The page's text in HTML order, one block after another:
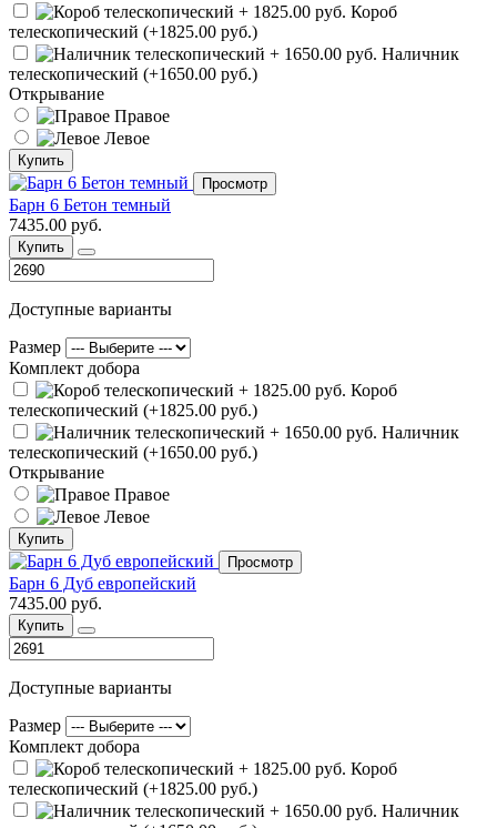
Короб
телескопический (+1825.00 руб.)
Наличник
телескопический (+1650.00 руб.)
Открывание
Правое
Левое
Купить
Просмотр
Барн 6 Бетон темный
7435.00 руб.
Купить
Доступные варианты
Размер
Комплект добора
Короб
телескопический (+1825.00 руб.)
Наличник
телескопический (+1650.00 руб.)
Открывание
Правое
Левое
Купить
Просмотр
Барн 6 Дуб европейский
7435.00 руб.
Купить
Доступные варианты
Размер
Комплект добора
Короб
телескопический (+1825.00 руб.)
Наличник